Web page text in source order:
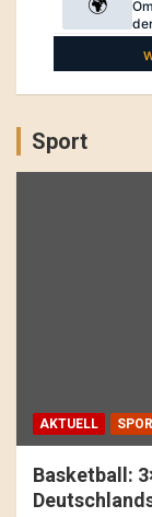
Sport
AKTUELL
Basketball: